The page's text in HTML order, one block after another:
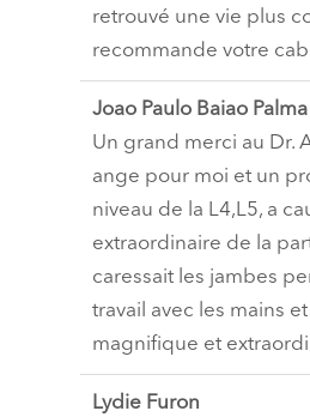
retrouvé une vie plus
recommande votre
Joao Paulo Baiao Palma
Un grand merci au Dr.
ange pour moi et un
niveau de la L4,L5, a
extraordinaire de la
caressait les jambes
travail avec les mains
magnifique et
Lydie Furon